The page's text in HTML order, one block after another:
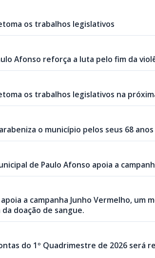
os trabalhos legislativos
Afonso reforça a luta pelo fim da
os trabalhos legislativos na
o município pelos seus 68
de Paulo Afonso apoia a
a campanha Junho Vermelho, um
doação de sangue.
do 1º Quadrimestre de 2026 será